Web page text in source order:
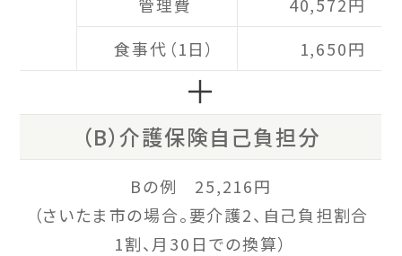
食事代（1日）
1,650円
＋
（B）介護保険自己負担分
Bの例 25,216円
（さいたま市の場合。要介護2、自己負担割合
1割、月30日での換算）